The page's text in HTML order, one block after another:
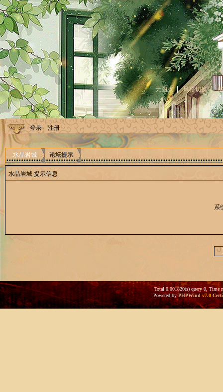
无图版 风格切换
登录 注册
水晶岩城 论坛提示
水晶岩城 提示信息
系
Total 0.001820(s) query 0, Time
Powered byPHPWind v7.0